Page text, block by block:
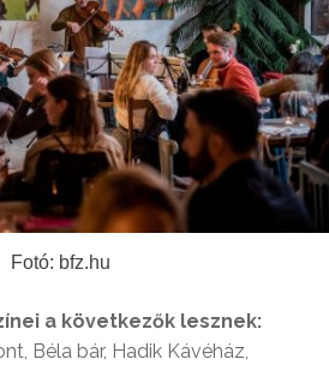
Fotó: bfz.hu
a következők lesznek:
Béla bár, Hadik Kávéház,